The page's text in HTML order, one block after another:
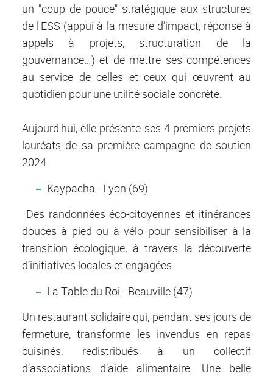
un "coup de pouce" stratégique aux structures
de l'ESS (appui à la mesure d’impact, réponse à
appels à projets, structuration de la
gouvernance…) et de mettre ses compétences
au service de celles et ceux qui œuvrent au
quotidien pour une utilité sociale concrète.
Aujourd'hui, elle présente ses 4 premiers projets
lauréats de sa première campagne de soutien
2024.
Kaypacha - Lyon (69)
Des randonnées éco-citoyennes et itinérances
douces à pied ou à vélo pour sensibiliser à la
transition écologique, à travers la découverte
d’initiatives locales et engagées.
La Table du Roi - Beauville (47)
Un restaurant solidaire qui, pendant ses jours de
fermeture, transforme les invendus en repas
cuisinés, redistribués à un collectif
d’associations d’aide alimentaire. Une belle